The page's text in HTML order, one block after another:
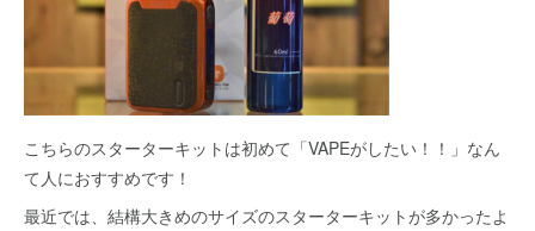
こちらのスターターキットは初めて「VAPEがしたい！！」なん
て人におすすめです！
最近では、結構大きめのサイズのスターターキットが多かったよ